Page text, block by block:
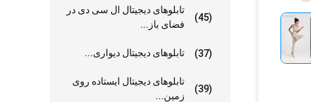
تابلوهای دیجیتال ال سی دی در
فضای باز...
(45)
تابلوهای دیجیتال دیواری... (37)
تابلوهای دیجیتال ایستاده روی
زمین...
(39)